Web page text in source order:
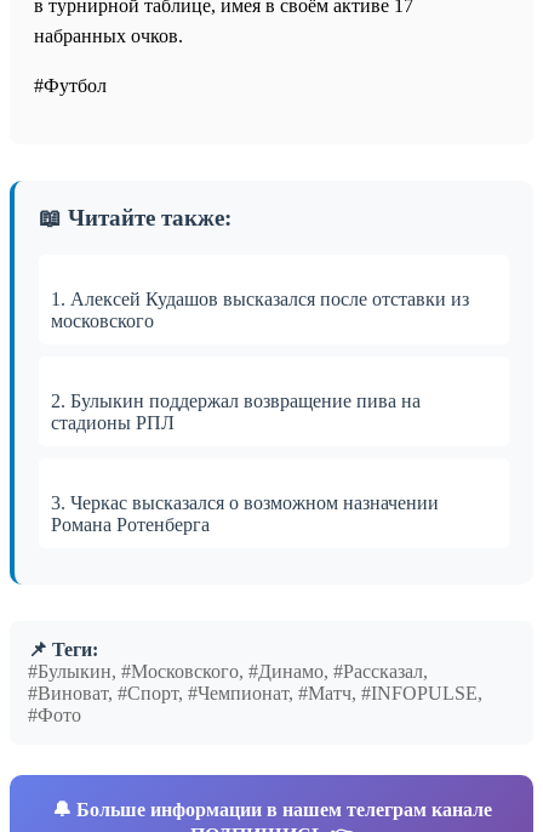
в турнирной таблице, имея в своём активе 17
набранных очков.
#Футбол
📖 Читайте также:
1. Алексей Кудашов высказался после отставки из
московского
2. Булыкин поддержал возвращение пива на
стадионы РПЛ
3. Черкас высказался о возможном назначении
Романа Ротенберга
📌 Теги:
#Булыкин, #Московского, #Динамо, #Рассказал,
#Виноват, #Спорт, #Чемпионат, #Матч, #INFOPULSE,
#Фото
🔔 Больше информации в нашем телеграм канале